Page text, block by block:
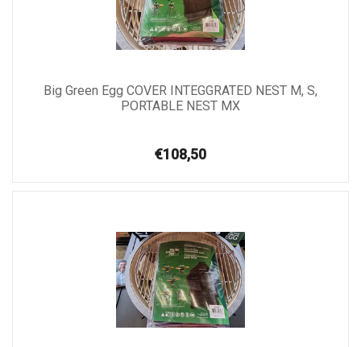
Big Green Egg COVER INTEGGRATED NEST M, S,
PORTABLE NEST MX
€108,50